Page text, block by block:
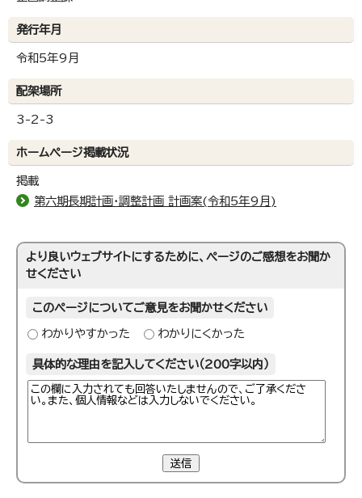
発行年月
令和5年9月
配架場所
3-2-3
ホームページ掲載状況
掲載
第六期長期計画・調整計画 計画案(令和5年9月)
より良いウェブサイトにするために、ページのご感想をお聞か
せください
このページについてご意見をお聞かせください
わかりやすかった わかりにくかった
具体的な理由を記入してください（200字以内）
送信